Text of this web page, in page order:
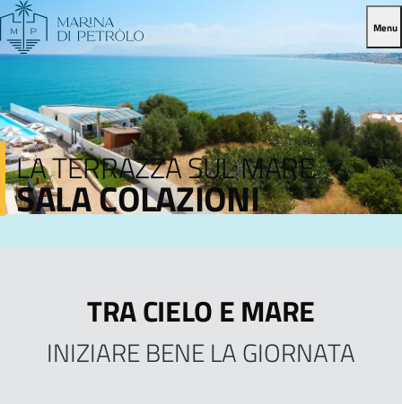
Menu
LA TERRAZZA SUL MARE
SALA COLAZIONI
TRA CIELO E MARE
INIZIARE BENE LA GIORNATA